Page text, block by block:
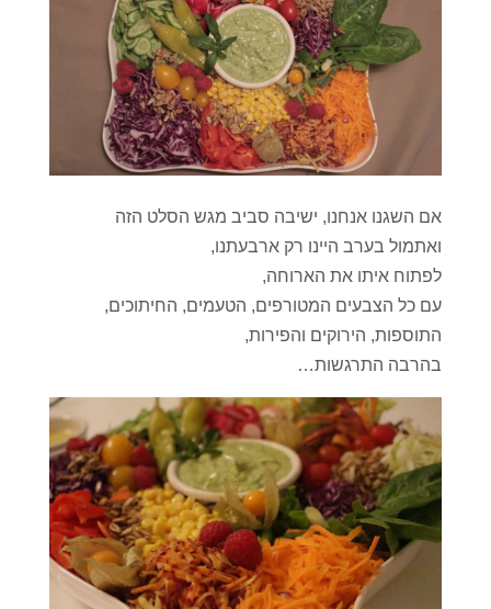
אם השגנו אנחנו, ישיבה סביב מגש הסלט הזה
ואתמול בערב היינו רק ארבעתנו,
לפתוח איתו את הארוחה,
עם כל הצבעים המטורפים, הטעמים, החיתוכים,
התוספות, הירוקים והפירות,
בהרבה התרגשות…